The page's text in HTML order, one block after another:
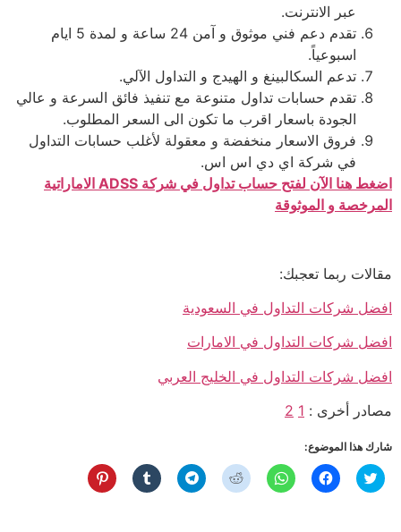
عبر الانترنت.
تقدم دعم فني موثوق و آمن 24 ساعة و لمدة 5 ايام
اسبوعياً.
تدعم السكالبينغ و الهيدج و التداول الآلي.
تقدم حسابات تداول متنوعة مع تنفيذ فائق السرعة و عالي
الجودة باسعار اقرب ما تكون الى السعر المطلوب.
فروق الاسعار منخفضة و معقولة لأغلب حسابات التداول
في شركة اي دي اس اس.
اضغط هنا الآن لفتح حساب تداول في شركة ADSS الاماراتية
المرخصة و الموثوقة
مقالات ربما تعجبك:
افضل شركات التداول في السعودية
افضل شركات التداول في الامارات
افضل شركات التداول في الخليج العربي
مصادر أخرى : 1
2
شارك هذا الموضوع:
اضغط
للمشاركة
انقر
للمشاركة
انقر
للمشاركة
اضغط
لمشاركة
انقر
للمشاركة
اضغط
للمشاركة
اضغط
للمشاركة